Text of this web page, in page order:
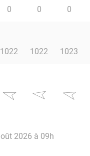
0 0 0
1022 1022 1023
2026 à 09h